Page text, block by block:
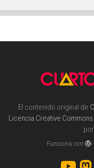
El contenido original de
Licencia Creative
por
Funciona con